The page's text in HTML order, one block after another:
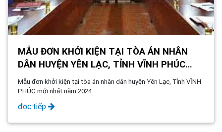
MẪU ĐƠN KHỞI KIỆN TẠI TÒA ÁN NHÂN
DÂN HUYỆN YÊN LẠC, TỈNH VĨNH PHÚC
MỚI NHẤT NĂM 2024
Mẫu đơn khởi kiện tại tòa án nhân dân huyện Yên Lạc, Tỉnh VĨNH
PHÚC mới nhất năm 2024
đọc tiếp